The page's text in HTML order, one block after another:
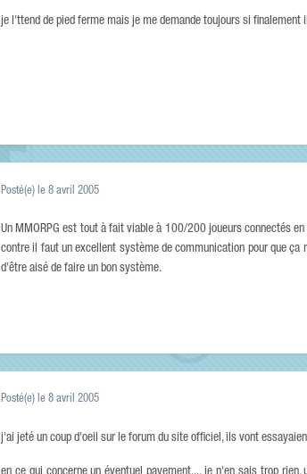
je l'ttend de pied ferme mais je me demande toujours si
Posté(e) le 8 avril 2005
Un MMORPG est tout à fait viable à 100/200 joueurs connectés
contre il faut un excellent système de communication pour que
d'être aisé de faire un bon système.
Posté(e) le 8 avril 2005
j'ai jeté un coup d'oeil sur le forum du site officiel, ils vont